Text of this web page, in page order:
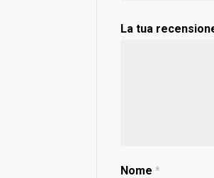
La tua
Nome*